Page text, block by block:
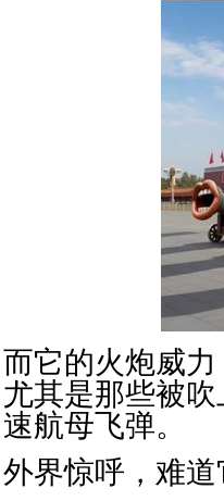
而它的火炮威
尤其是那些被
速航母飞弹。
外界惊呼，难道